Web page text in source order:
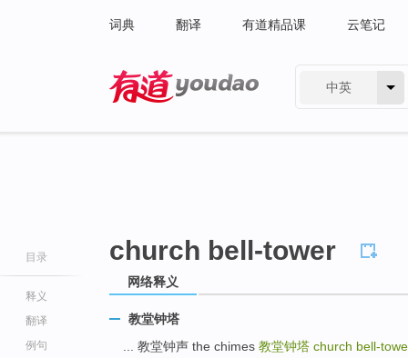
词典 翻译 有道精品课 云笔记
中英
目录
释义
翻译
例句
church bell-tower
网络释义
教堂钟塔
... 教堂钟声 the chimes 教堂钟塔 church bell-